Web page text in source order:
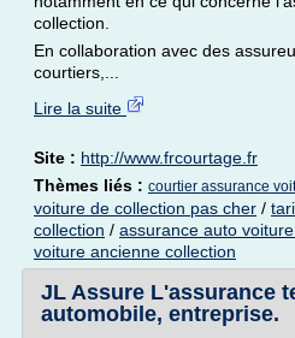
collection.
En collaboration avec des
courtiers,...
Lire la suite
Site : http://www.frcourtage.fr
Thèmes liés : courtier assurance
voiture de collection pas cher /
collection / assurance auto
voiture ancienne collection
JL Assure L'assurance
automobile, entreprise.